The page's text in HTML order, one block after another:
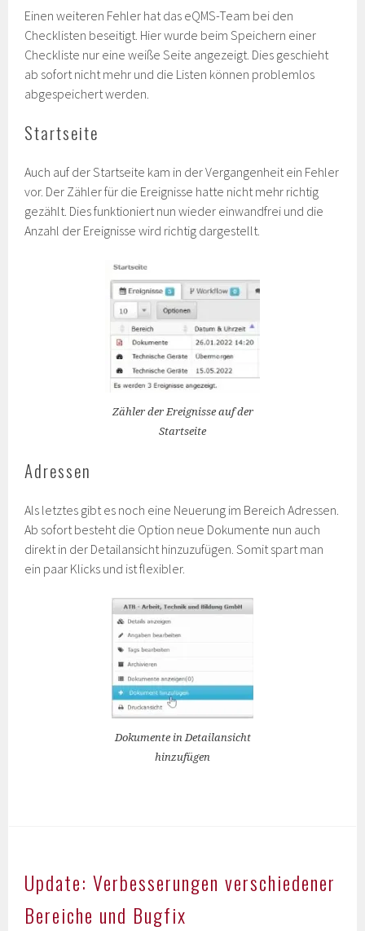
Einen weiteren Fehler hat das eQMS-Team bei den
Checklisten beseitigt. Hier wurde beim Speichern einer
Checkliste nur eine weiße Seite angezeigt. Dies geschieht
ab sofort nicht mehr und die Listen können problemlos
abgespeichert werden.
Startseite
Auch auf der Startseite kam in der Vergangenheit ein Fehler
vor. Der Zähler für die Ereignisse hatte nicht mehr richtig
gezählt. Dies funktioniert nun wieder einwandfrei und die
Anzahl der Ereignisse wird richtig dargestellt.
Zähler der Ereignisse auf der
Startseite
Adressen
Als letztes gibt es noch eine Neuerung im Bereich Adressen.
Ab sofort besteht die Option neue Dokumente nun auch
direkt in der Detailansicht hinzuzufügen. Somit spart man
ein paar Klicks und ist flexibler.
Dokumente in Detailansicht
hinzufügen
Update: Verbesserungen verschiedener
Bereiche und Bugfix